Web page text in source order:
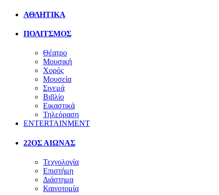
ΑΘΛΗΤΙΚΑ
ΠΟΛΙΤΣΜΟΣ
Θέατρο
Μουσική
Χορός
Μουσεία
Σινεμά
Βιβλίο
Εικαστικά
Τηλεόραση
ENTERTAINMENT
22ΟΣ ΑΙΩΝΑΣ
Τεχνολογία
Επιστήμη
Διάστημα
Καινοτομία